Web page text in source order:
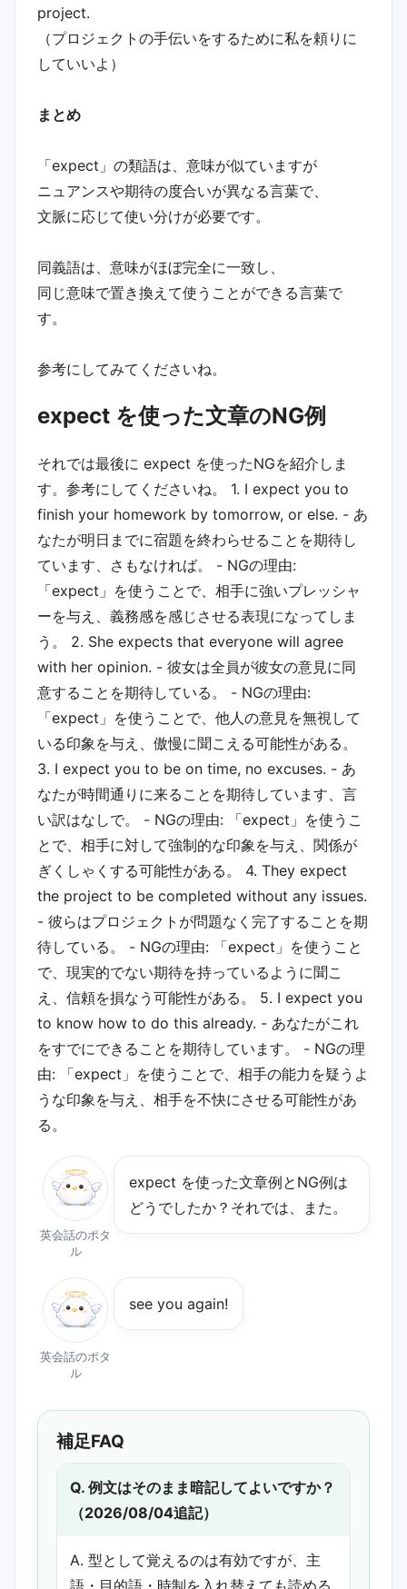
project.
（プロジェクトの手伝いをするために私を頼りに
していいよ）
まとめ
「expect」の類語は、意味が似ていますが
ニュアンスや期待の度合いが異なる言葉で、
文脈に応じて使い分けが必要です。
同義語は、意味がほぼ完全に一致し、
同じ意味で置き換えて使うことができる言葉で
す。
参考にしてみてくださいね。
expect を使った文章のNG例
それでは最後に expect を使ったNGを紹介しま
す。参考にしてくださいね。 1. I expect you to
finish your homework by tomorrow, or else. - あ
なたが明日までに宿題を終わらせることを期待し
ています、さもなければ。 - NGの理由:
「expect」を使うことで、相手に強いプレッシャ
ーを与え、義務感を感じさせる表現になってしま
う。 2. She expects that everyone will agree
with her opinion. - 彼女は全員が彼女の意見に同
意することを期待している。 - NGの理由:
「expect」を使うことで、他人の意見を無視して
いる印象を与え、傲慢に聞こえる可能性がある。
3. I expect you to be on time, no excuses. - あ
なたが時間通りに来ることを期待しています、言
い訳はなしで。 - NGの理由: 「expect」を使うこ
とで、相手に対して強制的な印象を与え、関係が
ぎくしゃくする可能性がある。 4. They expect
the project to be completed without any issues.
- 彼らはプロジェクトが問題なく完了することを期
待している。 - NGの理由: 「expect」を使うこと
で、現実的でない期待を持っているように聞こ
え、信頼を損なう可能性がある。 5. I expect you
to know how to do this already. - あなたがこれ
をすでにできることを期待しています。 - NGの理
由: 「expect」を使うことで、相手の能力を疑うよ
うな印象を与え、相手を不快にさせる可能性があ
る。
英会話のポタ
ル
expect を使った文章例とNG例は
どうでしたか？それでは、また。
英会話のポタ
ル
see you again!
補足FAQ
Q. 例文はそのまま暗記してよいですか？
（2026/08/04追記）
A. 型として覚えるのは有効ですが、主
語・目的語・時制を入れ替えても読める